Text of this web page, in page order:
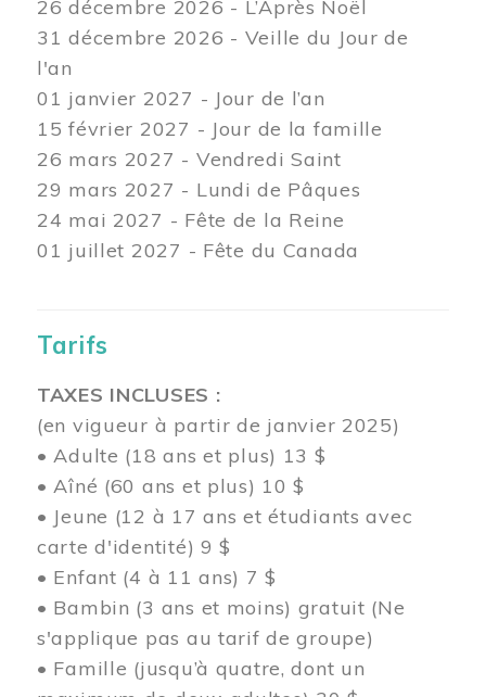
26 décembre 2026 - L’Après Noël
31 décembre 2026 - Veille du Jour de
l'an
01 janvier 2027 - Jour de l’an
15 février 2027 - Jour de la famille
26 mars 2027 - Vendredi Saint
29 mars 2027 - Lundi de Pâques
24 mai 2027 - Fête de la Reine
01 juillet 2027 - Fête du Canada
Tarifs
TAXES INCLUSES :
(en vigueur à partir de janvier 2025)
• Adulte (18 ans et plus) 13 $
• Aîné (60 ans et plus) 10 $
• Jeune (12 à 17 ans et étudiants avec
carte d'identité) 9 $
• Enfant (4 à 11 ans) 7 $
• Bambin (3 ans et moins) gratuit (Ne
s'applique pas au tarif de groupe)
• Famille (jusqu’à quatre, dont un